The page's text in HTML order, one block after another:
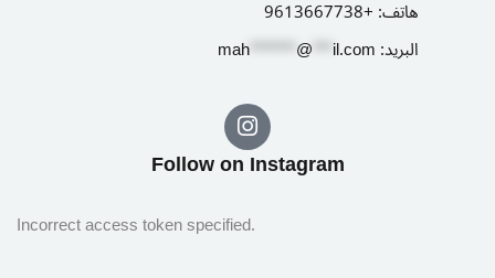
هاتف:+9613667738
البريد:
mah*******@***il.com
Follow on Instagram​
Incorrect access token specified.